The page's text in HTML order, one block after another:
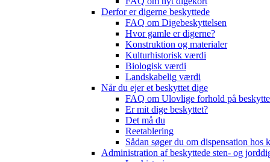
Derfor er digerne beskyttede
FAQ om Digebeskyttelsen
Hvor gamle er digerne?
Konstruktion og materialer
Kulturhistorisk værdi
Biologisk værdi
Landskabelig værdi
Når du ejer et beskyttet dige
FAQ om Ulovlige forhold på
Er mit dige beskyttet?
Det må du
Reetablering
Sådan søger du om dispensation hos
Administration af beskyttede sten- og